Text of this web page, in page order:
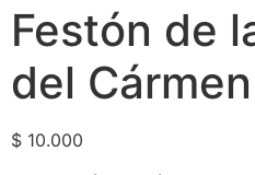
Festón de
del Cármen
$ 10.000